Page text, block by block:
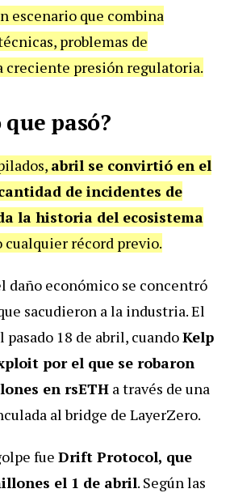
escenario que combina
problemas de
creciente presión regulatoria.
pasó?
abril se convirtió en el
de incidentes de
la historia del ecosistema
cualquier récord previo.
daño económico se concentró
sacudieron a la industria. El
18 de abril, cuandoKelp
por el que se robaron
en rsETH a través de una
al bridge de LayerZero.
fue Drift Protocol, que
el 1 de abril. Según las